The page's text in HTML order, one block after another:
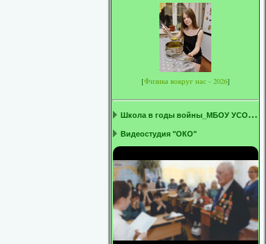
[Физика вокруг нас - 2026]
Ш
кола в годы войны_МБОУ УСОШ1 ...
Видеостудия "ОКО"